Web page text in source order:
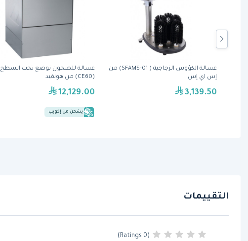
غسالة للصحون توضع تحت السطح
(CE60) من هونفيد
12,129.00
يشحن من إكويب
غسالة الكؤوس الزجاجية ( SFAMS-01) من
إس اي إس
3,139.50
التقييمات
(0 Ratings)